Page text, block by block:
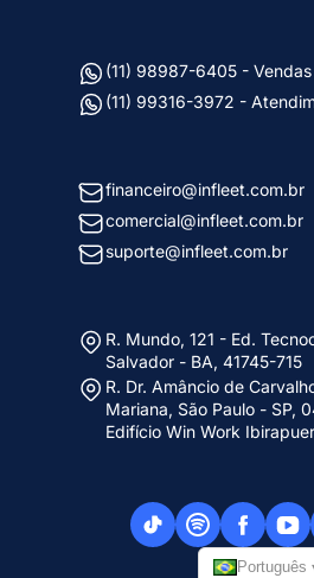
(11) 98987-6405 - Vendas
(11) 99316-3972 -
financeiro@infleet.com.br
comercial@infleet.com.br
suporte@infleet.com.br
R. Mundo, 121 - Ed.
Salvador - BA, 41745-715
R. Dr. Amâncio de
Mariana, São Paulo - SP,
Edifício Win Work
Português